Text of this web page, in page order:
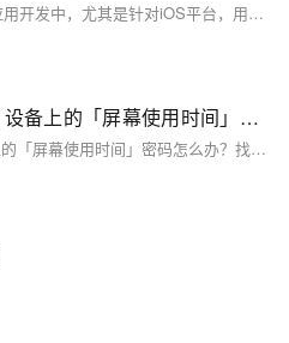
【4月更文挑战第16天】 在移动应用开发中，尤其是针对iOS平台，用户隐私保护已成为不可忽视的要素。随着苹果对隐私政策的不断收紧，如何优雅地向用户请求访问其设备上敏感资源的权限，成为了开发者必须面对的挑战。本文将深入探讨如何在iOS应用中实现动态权限管理，重点讨论相机和相册访问权限的请求过程，并指导读者通过编程方式提升用户体验与满足数据保护规范之间的平衡。
忘了 iOS（iPad、IPhone) 设备上的「屏幕使用时间」密码怎么办？找回屏幕密码
忘了 iOS（iPad、IPhone) 设备上的「屏幕使用时间」密码怎么办？找回屏幕密码